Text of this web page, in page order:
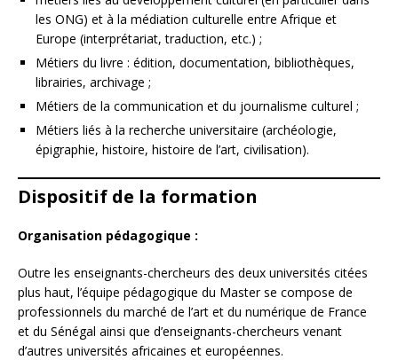
les ONG) et à la médiation culturelle entre Afrique et
Europe (interprétariat, traduction, etc.) ;
Métiers du livre : édition, documentation, bibliothèques,
librairies, archivage ;
Métiers de la communication et du journalisme culturel ;
Métiers liés à la recherche universitaire (archéologie,
épigraphie, histoire, histoire de l’art, civilisation).
Dispositif de la formation
Organisation pédagogique :
Outre les enseignants-chercheurs des deux universités citées
plus haut, l’équipe pédagogique du Master se compose de
professionnels du marché de l’art et du numérique de France
et du Sénégal ainsi que d’enseignants-chercheurs venant
d’autres universités africaines et européennes.